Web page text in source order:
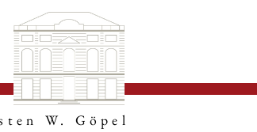
W. Göpel